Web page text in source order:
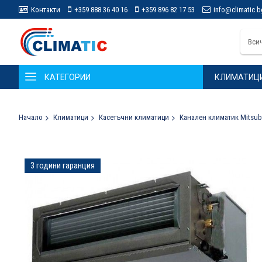
Контакти +359 888 36 40 16 +359 896 82 17 53
КАТЕГОРИИ
Начало Климатици Касетъчни климатици Канален климатик
Преминете
към
галерията
изображенията
3 години гаранция